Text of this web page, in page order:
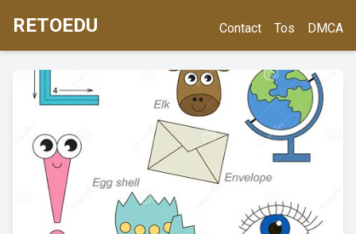
RETOEDU Contact Tos DMCA